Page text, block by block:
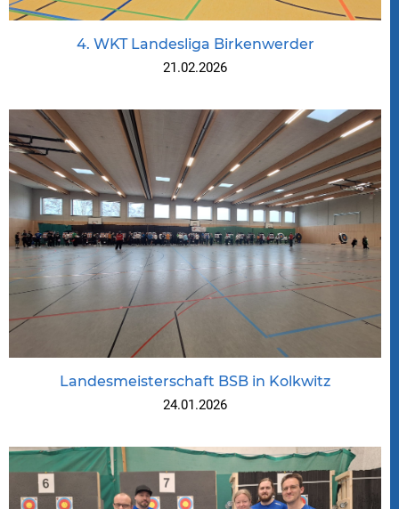
4. WKT Landesliga Birkenwerder
21.02.2026
Landesmeisterschaft BSB in Kolkwitz
24.01.2026